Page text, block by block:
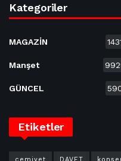
Kategoriler
MAGAZİN
Manşet
GÜNCEL
Etiketler